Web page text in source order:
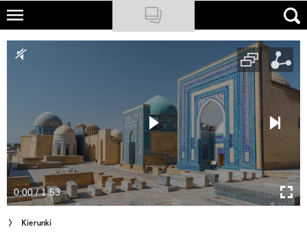
Skip
main
NATIONAL GEOGRAPHIC
Sklep
Newsletter
Cuda Polski
Wielki Konkurs Fotograficzny
0:00 / 1:53
Kierunki